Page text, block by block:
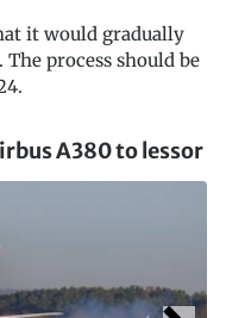
it would gradually
process should be
A380 to lessor